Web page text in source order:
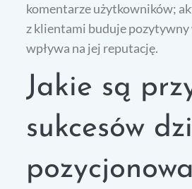
komentarze użytkowników;
z klientami buduje
wpływa na jej reputację.
Jakie są
sukcesów